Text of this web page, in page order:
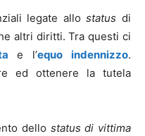
legate allostatus di
altri diritti. Tra questi ci
e l’equo indennizzo.
ed ottenere la tutela
dello status di vittima